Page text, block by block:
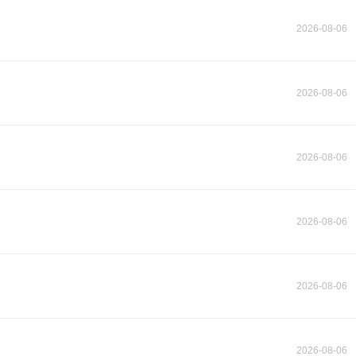
2026-08-06
2026-08-06
2026-08-06
2026-08-06
2026-08-06
2026-08-06